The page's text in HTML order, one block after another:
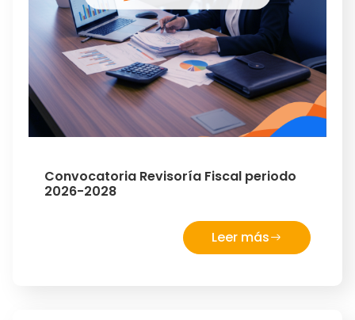
Convocatoria Revisoría Fiscal periodo
2026-2028
Leer más